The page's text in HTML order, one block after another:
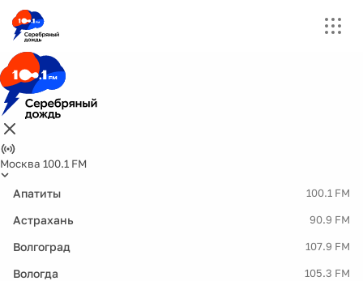
Москва 100.1 FM
Апатиты 100.1 FM
Астрахань 90.9 FM
Волгоград 107.9 FM
Вологда 105.3 FM